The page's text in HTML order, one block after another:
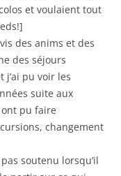
et voulaient tout
des anims et des
des séjours
j’ai pu voir les
suite aux
pu faire
changement
pas soutenu lorsqu’il